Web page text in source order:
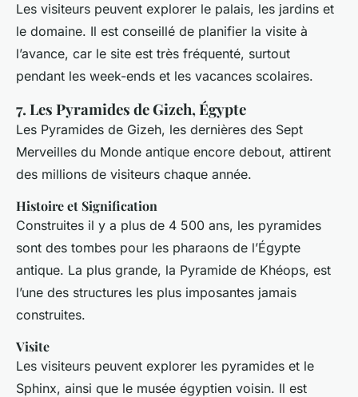
Les visiteurs peuvent explorer le palais, les jardins et
le domaine. Il est conseillé de planifier la visite à
l’avance, car le site est très fréquenté, surtout
pendant les week-ends et les vacances scolaires.
7. Les Pyramides de Gizeh, Égypte
Les Pyramides de Gizeh, les dernières des Sept
Merveilles du Monde antique encore debout, attirent
des millions de visiteurs chaque année.
Histoire et Signification
Construites il y a plus de 4 500 ans, les pyramides
sont des tombes pour les pharaons de l’Égypte
antique. La plus grande, la Pyramide de Khéops, est
l’une des structures les plus imposantes jamais
construites.
Visite
Les visiteurs peuvent explorer les pyramides et le
Sphinx, ainsi que le musée égyptien voisin. Il est